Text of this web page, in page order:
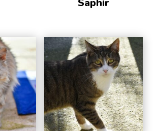
Saphir